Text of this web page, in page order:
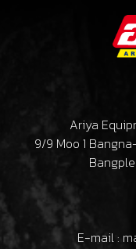
Ariya
9/9 Moo 1
E-mail :